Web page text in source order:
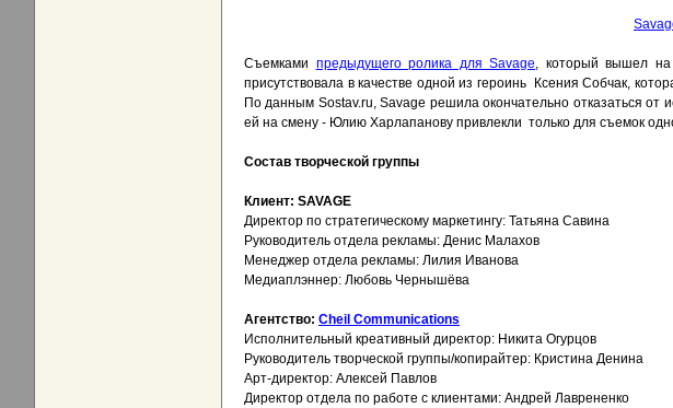
Съемками предыдущего ролика для Savage, который вышел на
присутствовала в качестве одной из героинь Ксения Собчак,
По данным Sostav.ru, Savage решила окончательно отказаться
ей на смену - Юлию Харлапанову привлекли только для съемок
Состав творческой группы
Клиент: SAVAGE
Директор по стратегическому маркетингу: Татьяна Савина
Руководитель отдела рекламы: Денис Малахов
Менеджер отдела рекламы: Лилия Иванова
Медиаплэннер: Любовь Чернышёва
Агентство: Cheil Communications
Исполнительный креативный директор: Никита Огурцов
Руководитель творческой группы/копирайтер: Кристина Денина
Арт-директор: Алексей Павлов
Директор отдела по работе с клиентами: Андрей Лаврененко